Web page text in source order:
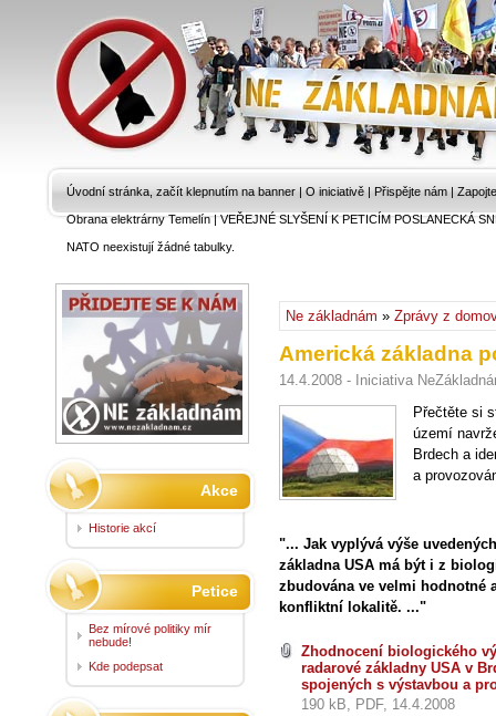
Úvodní stránka, začít klepnutím na banner | O iniciativě | Přispějte nám |
Obrana elektrárny Temelín|VEŘEJNÉ SLYŠENÍ K PETICÍM POSLANECKÁ
NATO neexistují žádné tabulky.
Ne základnám » Zprávy z
Americká základna
14.4.2008 - Iniciativa
Přečtěte si
území
Brdech a
a
"... Jak vyplývá výše
základna USA má být i z
zbudována ve velmi hodnotné
konfliktní lokalitě. ..."
Zhodnocení biologického
radarové základny USA v
spojených s výstavbou a
190 kB, PDF, 14.4.2008
Akce
Historie akcí
Petice
Bez mírové politiky mír
nebude!
Kde podepsat